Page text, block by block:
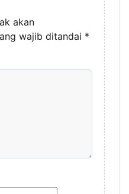
akan
wajib ditandai *